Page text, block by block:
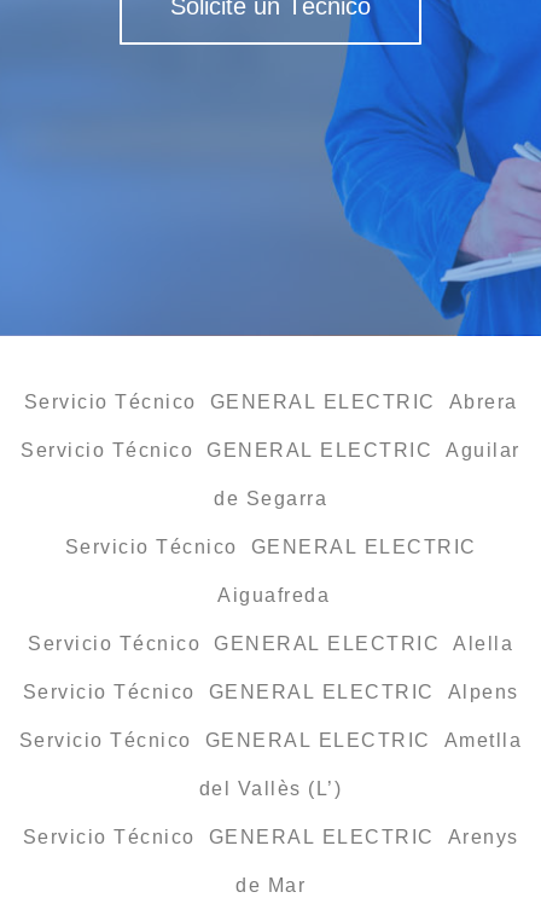
Solicite un Técnico
Servicio Técnico GENERAL ELECTRIC Abrera
Servicio Técnico GENERAL ELECTRIC Aguilar
de Segarra
Servicio Técnico GENERAL ELECTRIC
Aiguafreda
Servicio Técnico GENERAL ELECTRIC Alella
Servicio Técnico GENERAL ELECTRIC Alpens
Servicio Técnico GENERAL ELECTRIC Ametlla
del Vallès (L’)
Servicio Técnico GENERAL ELECTRIC Arenys
de Mar